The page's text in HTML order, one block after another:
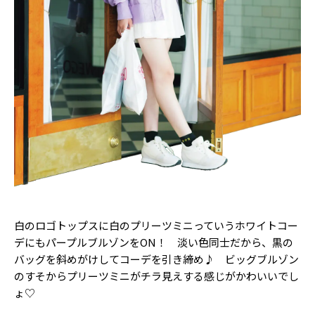
白のロゴトップスに白のプリーツミニっていうホワイトコー
デにもパープルブルゾンをON！ 淡い色同士だから、黒の
バッグを斜めがけしてコーデを引き締め♪ ビッグブルゾン
のすそからプリーツミニがチラ見えする感じがかわいいでし
ょ♡